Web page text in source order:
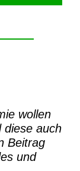
wollen
diese auch
Beitrag
und